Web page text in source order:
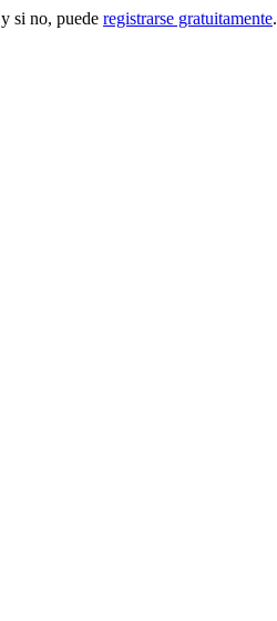
y si no, puede registrarse gratuitamente.